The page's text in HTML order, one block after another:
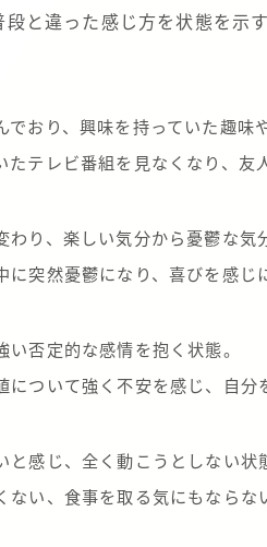
と違った感じ方を状態を示す
でおり、興味を持っていた趣味
たテレビ番組を見なくなり、友
わり、楽しい気分から憂鬱な気
に突然憂鬱になり、喜びを感じ
い否定的な感情を抱く状態。
について強く不安を感じ、自分
と感じ、全く動こうとしない状
ない、食事を取る気にもならな